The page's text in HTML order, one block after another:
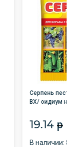
Серпень
ВХ/ оидиум
черной
на розах —
19.14 p
В наличии: